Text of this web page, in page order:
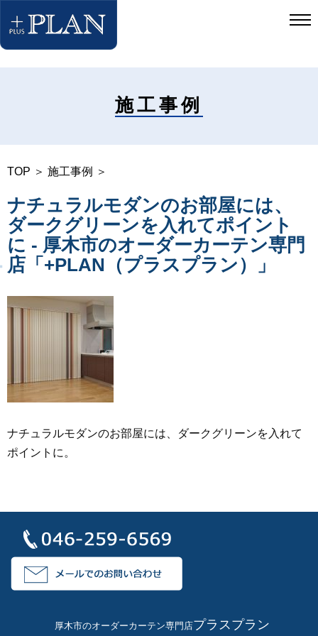
施工事例
TOP ＞ 施工事例 ＞
ナチュラルモダンのお部屋には、
ダークグリーンを入れてポイント
に - 厚木市のオーダーカーテン専門
店「+PLAN（プラスプラン）」
ナチュラルモダンのお部屋には、ダークグリーンを入れて
ポイントに。
厚木市のオーダーカーテン専門店プラスプラン